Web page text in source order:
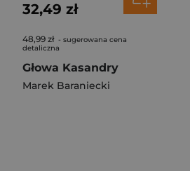
32,49 zł
48,99 zł - sugerowana cena
detaliczna
Głowa Kasandry
Marek Baraniecki